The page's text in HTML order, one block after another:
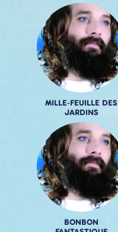
MILLE-FEUILLE DES
JARDINS
BONBON